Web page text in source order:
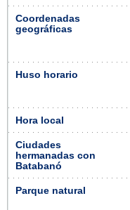
Coordenadas
geográficas
Huso horario
Hora local
Ciudades
hermanadas con
Batabanó
Parque natural